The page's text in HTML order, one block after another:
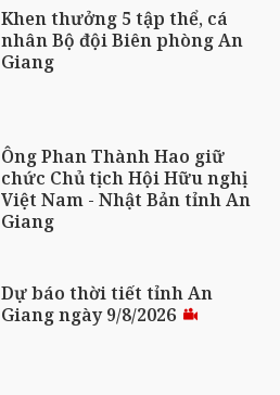
Khen thưởng 5 tập thể, cá
nhân Bộ đội Biên phòng An
Giang
Ông Phan Thành Hao giữ
chức Chủ tịch Hội Hữu nghị
Việt Nam - Nhật Bản tỉnh An
Giang
Dự báo thời tiết tỉnh An
Giang ngày 9/8/2026